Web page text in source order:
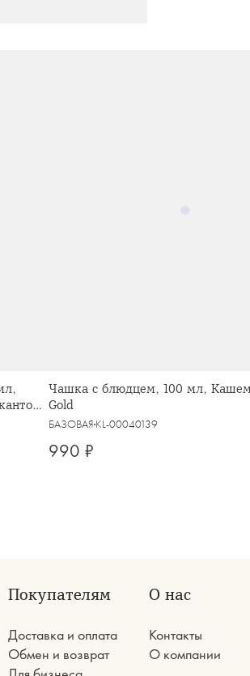
Чашка с блюдцем, 100 мл,
Gold
БАЗОВАЯ KL-00040139
990 ₽
Покупателям
Доставка и оплата
Обмен и возврат
О нас
Контакты
О компании